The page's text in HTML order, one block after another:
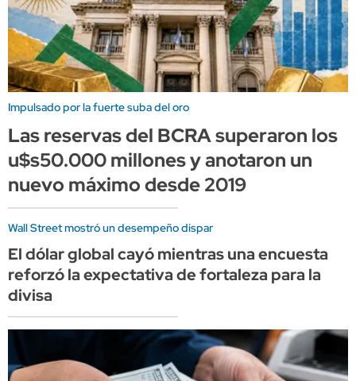
Impulsado por la fuerte suba del oro
Las reservas del BCRA superaron los
u$s50.000 millones y anotaron un
nuevo máximo desde 2019
Wall Street mostró un desempeño dispar
El dólar global cayó mientras una encuesta
reforzó la expectativa de fortaleza para la
divisa